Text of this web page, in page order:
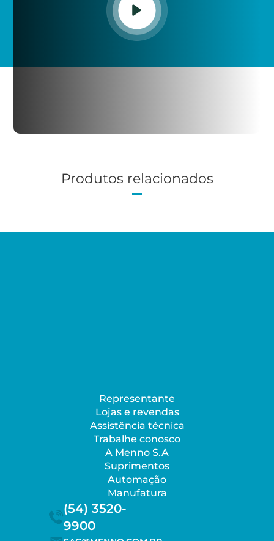
Produtos relacionados
Representante
Lojas e revendas
Assistência técnica
Trabalhe conosco
A Menno S.A
Suprimentos
Automação
Manufatura
(54) 3520-
9900